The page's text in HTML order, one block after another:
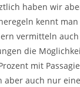
haben wir
kennt
vermitteln
die
mit
aber auch nur